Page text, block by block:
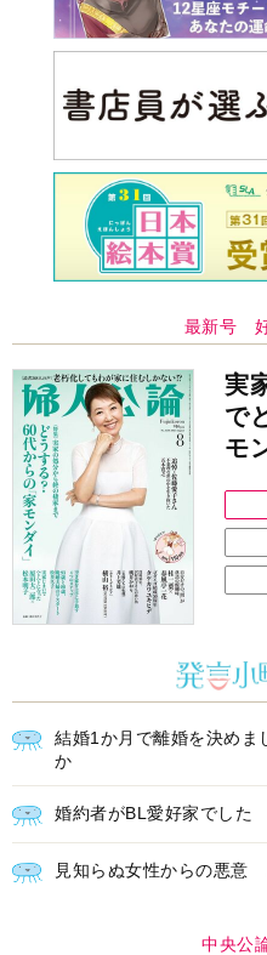
最新号 好
実
で
モ
結婚1か月で離婚を決めま
か
婚約者がBL愛好家でした
見知らぬ女性からの悪意
中央公